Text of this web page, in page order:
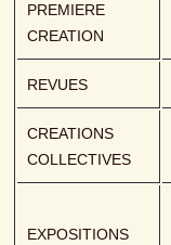
PREMIERE
CREATION
REVUES
CREATIONS
COLLECTIVES
EXPOSITIONS